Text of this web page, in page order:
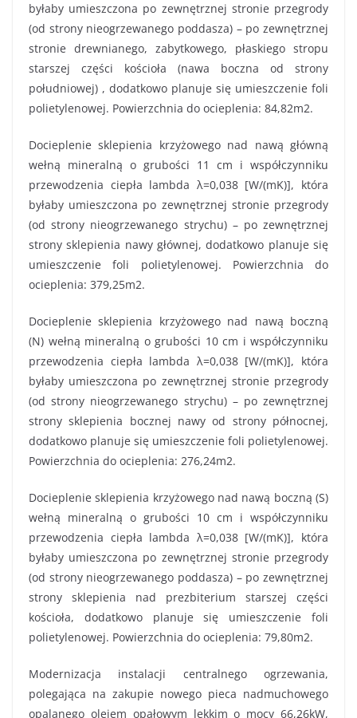
byłaby umieszczona po zewnętrznej stronie przegrody
(od strony nieogrzewanego poddasza) – po zewnętrznej
stronie drewnianego, zabytkowego, płaskiego stropu
starszej części kościoła (nawa boczna od strony
południowej) , dodatkowo planuje się umieszczenie foli
polietylenowej. Powierzchnia do ocieplenia: 84,82m2.
Docieplenie sklepienia krzyżowego nad nawą główną
wełną mineralną o grubości 11 cm i współczynniku
przewodzenia ciepła lambda λ=0,038 [W/(mK)], która
byłaby umieszczona po zewnętrznej stronie przegrody
(od strony nieogrzewanego strychu) – po zewnętrznej
strony sklepienia nawy głównej, dodatkowo planuje się
umieszczenie foli polietylenowej. Powierzchnia do
ocieplenia: 379,25m2.
Docieplenie sklepienia krzyżowego nad nawą boczną
(N) wełną mineralną o grubości 10 cm i współczynniku
przewodzenia ciepła lambda λ=0,038 [W/(mK)], która
byłaby umieszczona po zewnętrznej stronie przegrody
(od strony nieogrzewanego strychu) – po zewnętrznej
strony sklepienia bocznej nawy od strony północnej,
dodatkowo planuje się umieszczenie foli polietylenowej.
Powierzchnia do ocieplenia: 276,24m2.
Docieplenie sklepienia krzyżowego nad nawą boczną (S)
wełną mineralną o grubości 10 cm i współczynniku
przewodzenia ciepła lambda λ=0,038 [W/(mK)], która
byłaby umieszczona po zewnętrznej stronie przegrody
(od strony nieogrzewanego poddasza) – po zewnętrznej
strony sklepienia nad prezbiterium starszej części
kościoła, dodatkowo planuje się umieszczenie foli
polietylenowej. Powierzchnia do ocieplenia: 79,80m2.
Modernizacja instalacji centralnego ogrzewania,
polegająca na zakupie nowego pieca nadmuchowego
opalanego olejem opałowym lekkim o mocy 66,26kW,